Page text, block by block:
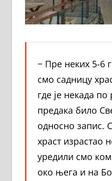
− Пре неких 5-6
смо садницу
где је некада
предака било
односно запис.
храст израстао
уредили смо
око њега и на